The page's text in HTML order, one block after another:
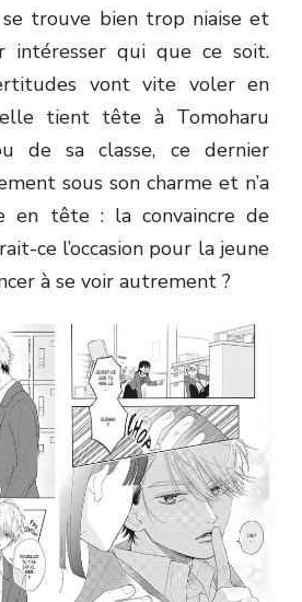
trouve bien trop niaise et
intéresser qui que ce soit.
vont vite voler en
tient tête à Tomoharu
de sa classe, ce dernier
sous son charme et n’a
en tête : la convaincre de
ce l’occasion pour la jeune
à se voir autrement ?